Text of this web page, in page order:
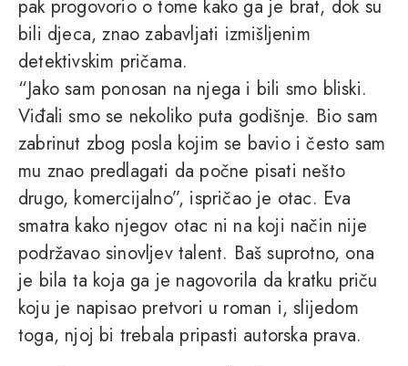
pak progovorio o tome kako ga je brat, dok su
bili djeca, znao zabavljati izmišljenim
detektivskim pričama.
“Jako sam ponosan na njega i bili smo bliski.
Viđali smo se nekoliko puta godišnje. Bio sam
zabrinut zbog posla kojim se bavio i često sam
mu znao predlagati da počne pisati nešto
drugo, komercijalno”, ispričao je otac. Eva
smatra kako njegov otac ni na koji način nije
podržavao sinovljev talent. Baš suprotno, ona
je bila ta koja ga je nagovorila da kratku priču
koju je napisao pretvori u roman i, slijedom
toga, njoj bi trebala pripasti autorska prava.